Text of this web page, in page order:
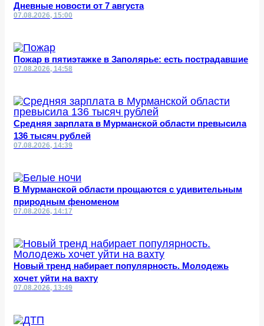
Дневные новости от 7 августа
07.08.2026, 15:00
Пожар в пятиэтажке в Заполярье: есть пострадавшие
07.08.2026, 14:58
Средняя зарплата в Мурманской области превысила
136 тысяч рублей
07.08.2026, 14:39
В Мурманской области прощаются с удивительным
природным феноменом
07.08.2026, 14:17
Новый тренд набирает популярность. Молодежь
хочет уйти на вахту
07.08.2026, 13:49